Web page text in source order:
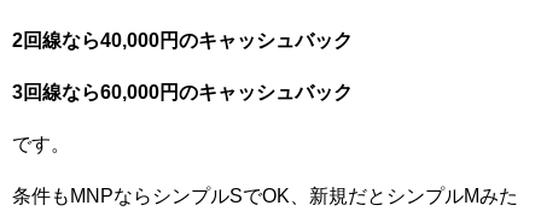
2回線なら40,000円のキャッシュバック
3回線なら60,000円のキャッシュバック
です。
条件もMNPならシンプルSでOK、新規だとシンプルMみた